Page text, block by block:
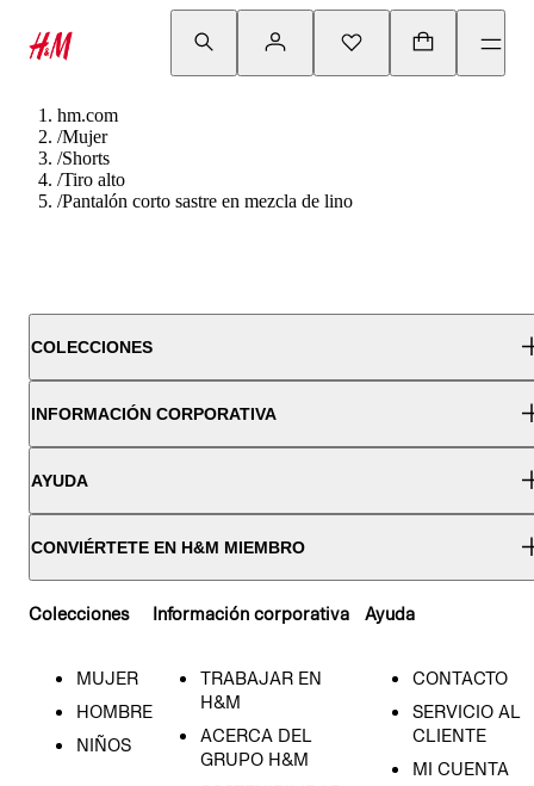
hm.com
/Mujer
/Shorts
/Tiro alto
/Pantalón corto sastre en mezcla de lino
COLECCIONES
INFORMACIÓN CORPORATIVA
AYUDA
CONVIÉRTETE EN H&M MIEMBRO
Colecciones
MUJER
HOMBRE
NIÑOS
Información corporativa
TRABAJAR EN
H&M
ACERCA DEL
GRUPO H&M
Ayuda
CONTACTO
SERVICIO AL
CLIENTE
MI CUENTA